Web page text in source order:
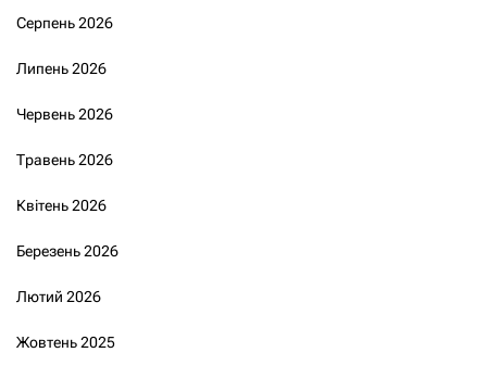
Серпень 2026
Липень 2026
Червень 2026
Травень 2026
Квітень 2026
Березень 2026
Лютий 2026
Жовтень 2025